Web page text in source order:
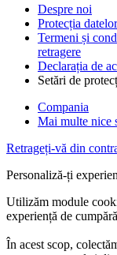
Despre noi
Protecția datelor
Termeni și
retragere
Declarația de
Setări de
Compania
Mai multe nice
Retrageți-vă din
Personaliză-ți
Utilizăm module
experiență de
În acest scop,